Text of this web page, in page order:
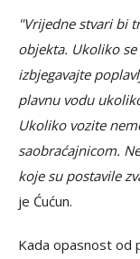
"Vrijedne stvari bi
objekta. Ukoliko
izbjegavajte
plavnu vodu
Ukoliko vozite
saobraćajnicom.
koje su postavile
je Ćućun.
Kada opasnost od